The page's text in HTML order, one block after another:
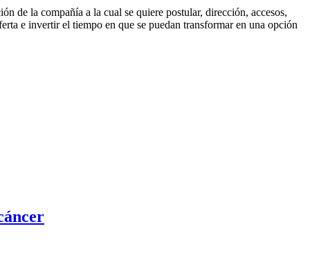
de la compañía a la cual se quiere postular, dirección, accesos,
e invertir el tiempo en que se puedan transformar en una opción